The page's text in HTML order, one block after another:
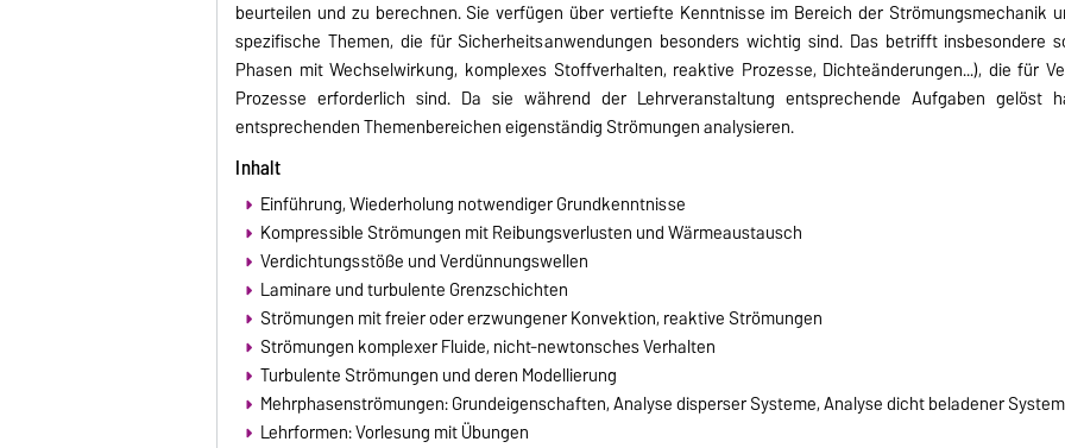
beurteilen und zu berechnen. Sie verfügen über vertiefte Kenntnisse im Bereich der Strömungsmechanik
spezifische Themen, die für Sicherheitsanwendungen besonders wichtig sind. Das betrifft insbesondere
Phasen mit Wechselwirkung, komplexes Stoffverhalten, reaktive Prozesse, Dichteänderungen...), die für
Prozesse erforderlich sind. Da sie während der Lehrveranstaltung entsprechende Aufgaben gelöst
entsprechenden Themenbereichen eigenständig Strömungen analysieren.
Inhalt
Einführung, Wiederholung notwendiger Grundkenntnisse
Kompressible Strömungen mit Reibungsverlusten und Wärmeaustausch
Verdichtungsstöße und Verdünnungswellen
Laminare und turbulente Grenzschichten
Strömungen mit freier oder erzwungener Konvektion, reaktive Strömungen
Strömungen komplexer Fluide, nicht-newtonsches Verhalten
Turbulente Strömungen und deren Modellierung
Mehrphasenströmungen: Grundeigenschaften, Analyse disperser Systeme, Analyse dicht beladener
Lehrformen: Vorlesung mit Übungen